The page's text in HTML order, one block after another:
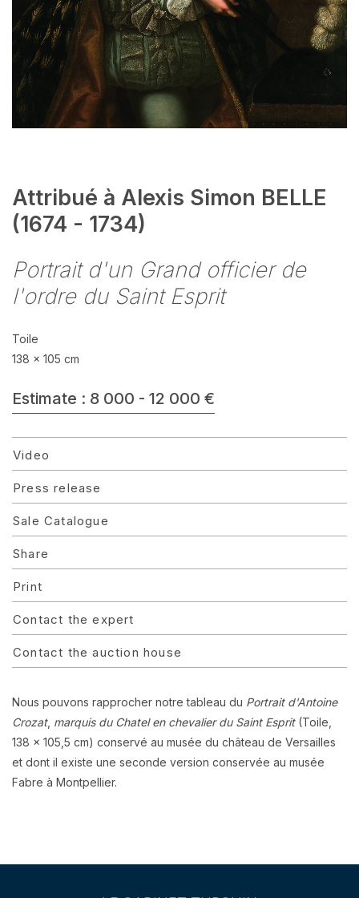
Attribué à Alexis Simon BELLE
(1674 - 1734)
Portrait d'un Grand officier de
l'ordre du Saint Esprit
Toile
138 x 105 cm
Estimate : 8 000 - 12 000 €
Video
Press release
Sale Catalogue
Share
Print
Contact the expert
Contact the auction house
Nous pouvons rapprocher notre tableau du Portrait d'Antoine
Crozat, marquis du Chatel en chevalier du Saint Esprit(Toile,
138 x 105,5 cm) conservé au musée du château de Versailles
et dont il existe une seconde version conservée au musée
Fabre à Montpellier.